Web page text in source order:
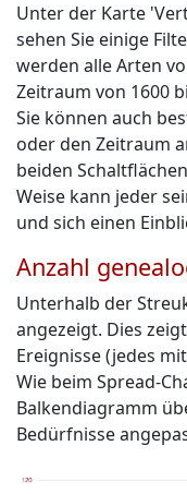
Unter der Karte
sehen Sie einige
werden alle Arten
Zeitraum von 1600
Sie können auch
oder den Zeitraum
beiden
Weise kann jeder
und sich einen
Anzahl
Unterhalb der
angezeigt. Dies
Ereignisse (jedes
Wie beim Spread-
Balkendiagramm
Bedürfnisse